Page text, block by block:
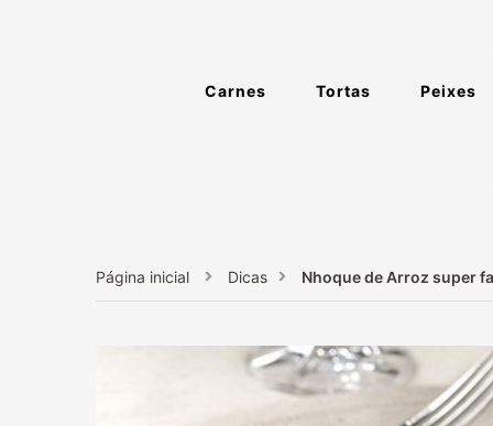
Carnes Tortas Peixes
Página inicial Dicas Nhoque de Arroz super